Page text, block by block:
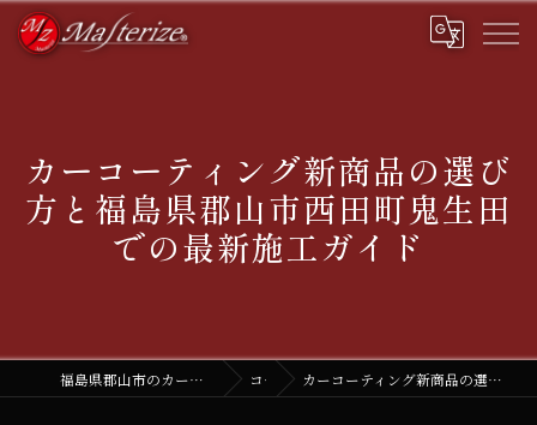
カーコーティング新商品の選び
方と福島県郡山市西田町鬼生田
での最新施工ガイド
福島県郡山市のカーコーティングなら株式会社マスタライズ コラム カーコーティング新商品の選び方と福島県郡山市西田町鬼生田での最新施工ガイド